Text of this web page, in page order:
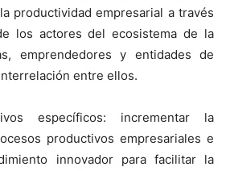
productividad empresarial a través
los actores del ecosistema de la
emprendedores y entidades de
entre ellos.
específicos: incrementar la
productivos empresariales e
innovador para facilitar la